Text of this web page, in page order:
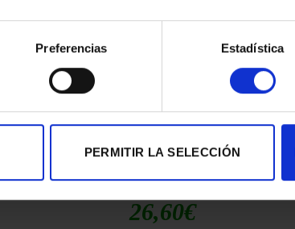
Preferencias Estadística
PERMITIR LA SELECCIÓN
26,60€